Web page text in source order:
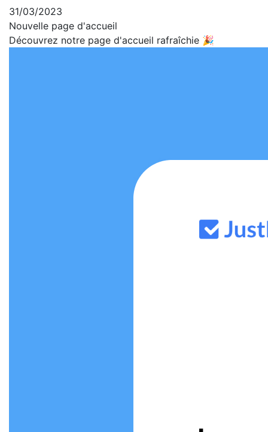
31/03/2023
Nouvelle page d'accueil
Découvrez notre page d'accueil rafraîchie 🎉